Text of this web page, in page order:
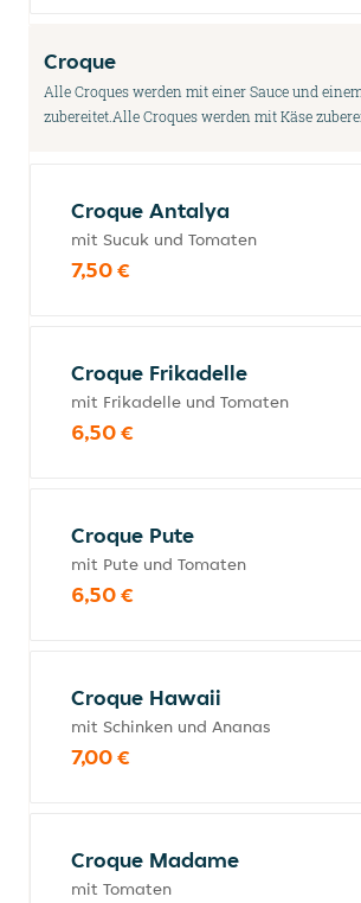
Croque
Alle Croques werden mit einer Sauce und
zubereitet.Alle Croques werden mit Käse
Croque Antalya
mit Sucuk und Tomaten
7,50 €
Croque Frikadelle
mit Frikadelle und Tomaten
6,50 €
Croque Pute
mit Pute und Tomaten
6,50 €
Croque Hawaii
mit Schinken und Ananas
7,00 €
Croque Madame
mit Tomaten